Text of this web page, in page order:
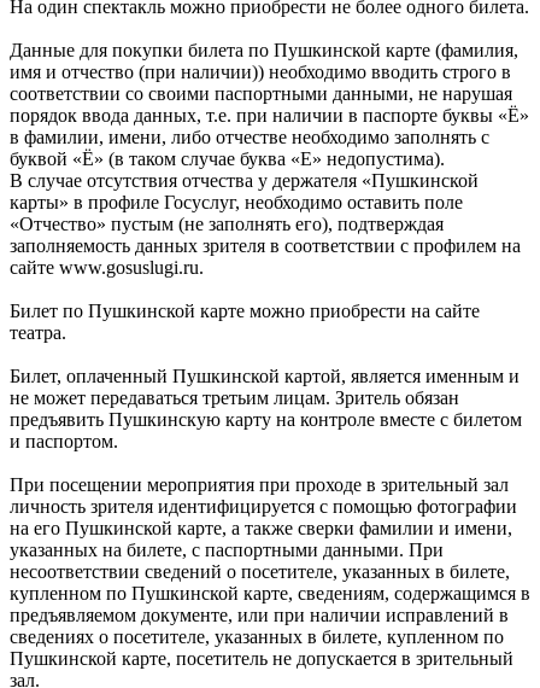
На один спектакль можно приобрести не более одного билета.
Данные для покупки билета по Пушкинской карте (фамилия,
имя и отчество (при наличии)) необходимо вводить строго в
соответствии со своими паспортными данными, не нарушая
порядок ввода данных, т.е. при наличии в паспорте буквы «Ё»
в фамилии, имени, либо отчестве необходимо заполнять с
буквой «Ё» (в таком случае буква «Е» недопустима).
В случае отсутствия отчества у держателя «Пушкинской
карты» в профиле Госуслуг, необходимо оставить поле
«Отчество» пустым (не заполнять его), подтверждая
заполняемость данных зрителя в соответствии с профилем на
сайте www.gosuslugi.ru.
Билет по Пушкинской карте можно приобрести на сайте
театра.
Билет, оплаченный Пушкинской картой, является именным и
не может передаваться третьим лицам. Зритель обязан
предъявить Пушкинскую карту на контроле вместе с билетом
и паспортом.
При посещении мероприятия при проходе в зрительный зал
личность зрителя идентифицируется с помощью фотографии
на его Пушкинской карте, а также сверки фамилии и имени,
указанных на билете, с паспортными данными. При
несоответствии сведений о посетителе, указанных в билете,
купленном по Пушкинской карте, сведениям, содержащимся в
предъявляемом документе, или при наличии исправлений в
сведениях о посетителе, указанных в билете, купленном по
Пушкинской карте, посетитель не допускается в зрительный
зал.